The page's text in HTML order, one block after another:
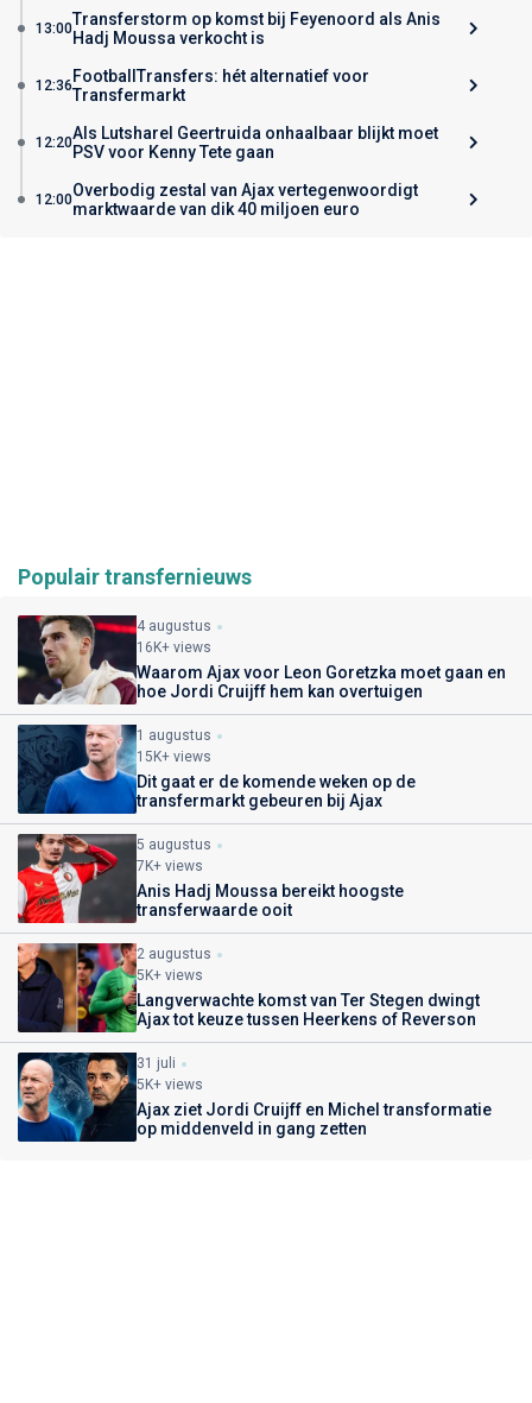
13:00Transferstorm op komst bij Feyenoord als Anis
Hadj Moussa verkocht is
12:36FootballTransfers: hét alternatief voor
Transfermarkt
12:20Als Lutsharel Geertruida onhaalbaar blijkt moet
PSV voor Kenny Tete gaan
12:00Overbodig zestal van Ajax vertegenwoordigt
marktwaarde van dik 40 miljoen euro
Populair transfernieuws
4 augustus
16K+ views
Waarom Ajax voor Leon Goretzka moet gaan en
hoe Jordi Cruijff hem kan overtuigen
1 augustus
15K+ views
Dit gaat er de komende weken op de
transfermarkt gebeuren bij Ajax
5 augustus
7K+ views
Anis Hadj Moussa bereikt hoogste
transferwaarde ooit
2 augustus
5K+ views
Langverwachte komst van Ter Stegen dwingt
Ajax tot keuze tussen Heerkens of Reverson
31 juli
5K+ views
Ajax ziet Jordi Cruijff en Michel transformatie
op middenveld in gang zetten